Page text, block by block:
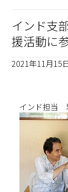
インド支
援活動に
2021年11月15
インド担当